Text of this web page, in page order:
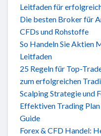
Leitfaden für
Die besten Broker für
CFDs und Rohstoffe
So Handeln Sie Aktien
Leitfaden
25 Regeln für Top-
zum erfolgreichen
Scalping Strategie und
Effektiven Trading
Guide
Forex & CFD Handel: